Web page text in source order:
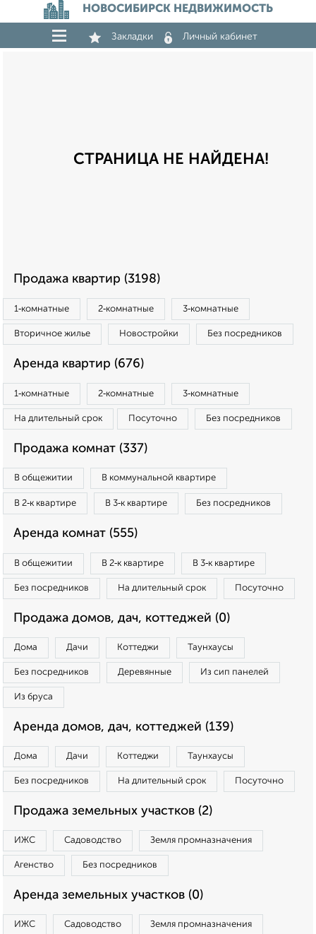
НОВОСИБИРСК НЕДВИЖИМОСТЬ
Закладки Личный кабинет
СТРАНИЦА НЕ НАЙДЕНА!
Продажа квартир (3198)
1‑комнатные 2‑комнатные 3‑комнатные
Вторичное жилье Новостройки Без посредников
Аренда квартир (676)
1‑комнатные 2‑комнатные 3‑комнатные
На длительный срок Посуточно Без посредников
Продажа комнат (337)
В общежитии В коммунальной квартире
В 2‑к квартире В 3‑к квартире Без посредников
Аренда комнат (555)
В общежитии В 2‑к квартире В 3‑к квартире
Без посредников На длительный срок Посуточно
Продажа домов, дач, коттеджей (0)
Дома Дачи Коттеджи Таунхаусы
Без посредников Деревянные Из сип панелей
Из бруса
Аренда домов, дач, коттеджей (139)
Дома Дачи Коттеджи Таунхаусы
Без посредников На длительный срок Посуточно
Продажа земельных участков (2)
ИЖС Садоводство Земля промназначения
Агенство Без посредников
Аренда земельных участков (0)
ИЖС Садоводство Земля промназначения